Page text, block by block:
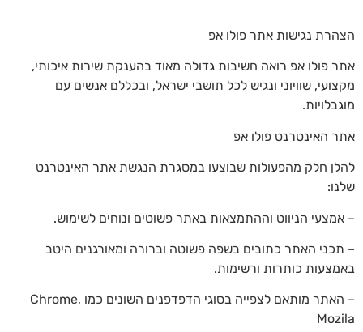
הצהרת נגישות אתר פולו אפ
אתר פולו אפ רואה חשיבות גדולה מאוד בהענקת שירות איכותי,
מקצועי, שוויוני ונגיש לכל תושבי ישראל, ובכללם אנשים עם
מוגבלויות.
אתר האינטרנט פולו אפ
להלן חלק מהפעולות שבוצעו במסגרת הנגשת אתר האינטרנט
שלנו:
– אמצעי הניווט וההתמצאות באתר פשוטים ונוחים לשימוש.
– תכני האתר כתובים בשפה פשוטה וברורה ומאורגנים היטב
באמצעות כותרות ורשימות.
– האתר מותאם לצפייה בסוגי הדפדפנים השונים כמו Chrome,
Mozila